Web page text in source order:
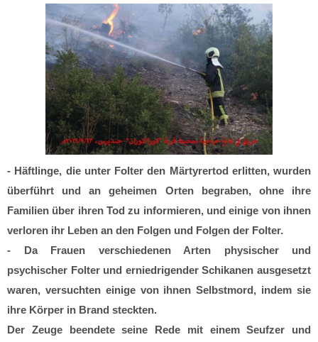
- Häftlinge, die unter Folter den Märtyrertod erlitten, wurden
überführt und an geheimen Orten begraben, ohne ihre
Familien über ihren Tod zu informieren, und einige von ihnen
verloren ihr Leben an den Folgen und Folgen der Folter.
- Da Frauen verschiedenen Arten physischer und
psychischer Folter und erniedrigender Schikanen ausgesetzt
waren, versuchten einige von ihnen Selbstmord, indem sie
ihre Körper in Brand steckten.
Der Zeuge beendete seine Rede mit einem Seufzer und